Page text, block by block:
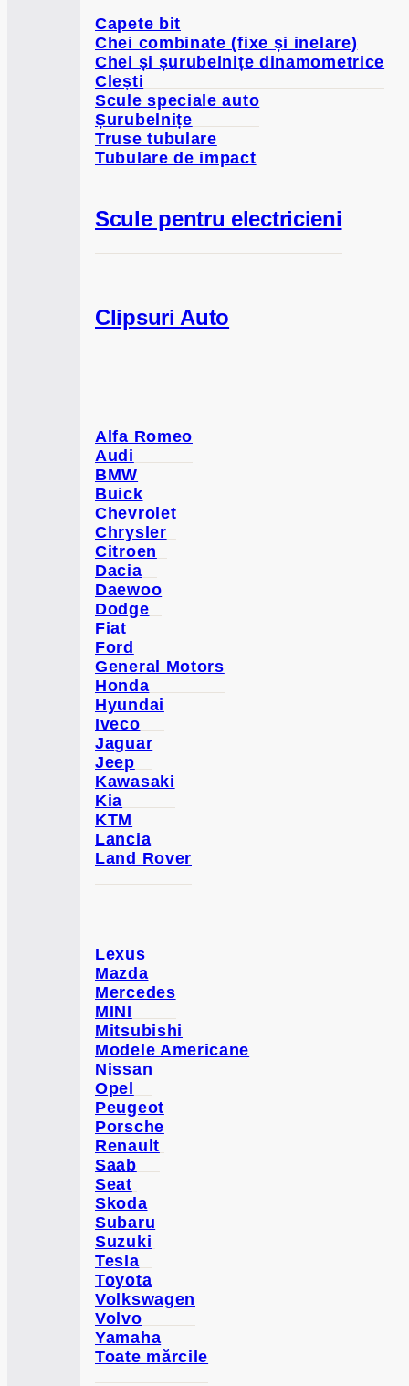
Capete bit
Chei combinate (fixe și inelare)
Chei și șurubelnițe dinamometrice
Clești
Scule speciale auto
Șurubelnițe
Truse tubulare
Tubulare de impact
Scule pentru electricieni
Clipsuri Auto
Alfa Romeo
Audi
BMW
Buick
Chevrolet
Chrysler
Citroen
Dacia
Daewoo
Dodge
Fiat
Ford
General Motors
Honda
Hyundai
Iveco
Jaguar
Jeep
Kawasaki
Kia
KTM
Lancia
Land Rover
Lexus
Mazda
Mercedes
MINI
Mitsubishi
Modele Americane
Nissan
Opel
Peugeot
Porsche
Renault
Saab
Seat
Skoda
Subaru
Suzuki
Tesla
Toyota
Volkswagen
Volvo
Yamaha
Toate mărcile